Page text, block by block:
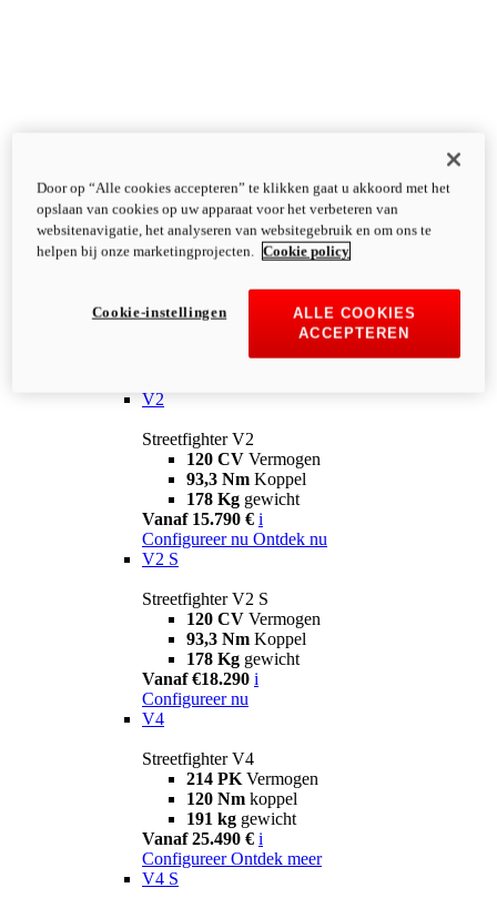
V2
Streetfighter V2
120 CV Vermogen
93,3 Nm Koppel
178 Kg gewicht
Vanaf 15.790 € i
Configureer nu Ontdek nu
V2 S
Streetfighter V2 S
120 CV Vermogen
93,3 Nm Koppel
178 Kg gewicht
Vanaf €18.290 i
Configureer nu
V4
Streetfighter V4
214 PK Vermogen
120 Nm koppel
191 kg gewicht
Vanaf 25.490 € i
Configureer Ontdek meer
V4 S
Door op “Alle cookies accepteren” te klikken gaat u akkoord met het
opslaan van cookies op uw apparaat voor het verbeteren van
websitenavigatie, het analyseren van websitegebruik en om ons te
helpen bij onze marketingprojecten.
Cookie policy
ALLE COOKIES
ACCEPTEREN
Cookie-instellingen